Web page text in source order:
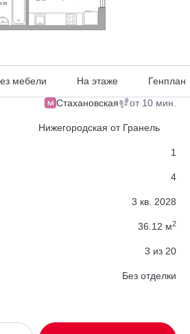
Стахановская от 10 мин.
Нижегородская от Гранель
1
4
3 кв. 2028
36.12 м2
3 из 20
Без отделки
На улицу
4.59
мебели На этаже Генплан